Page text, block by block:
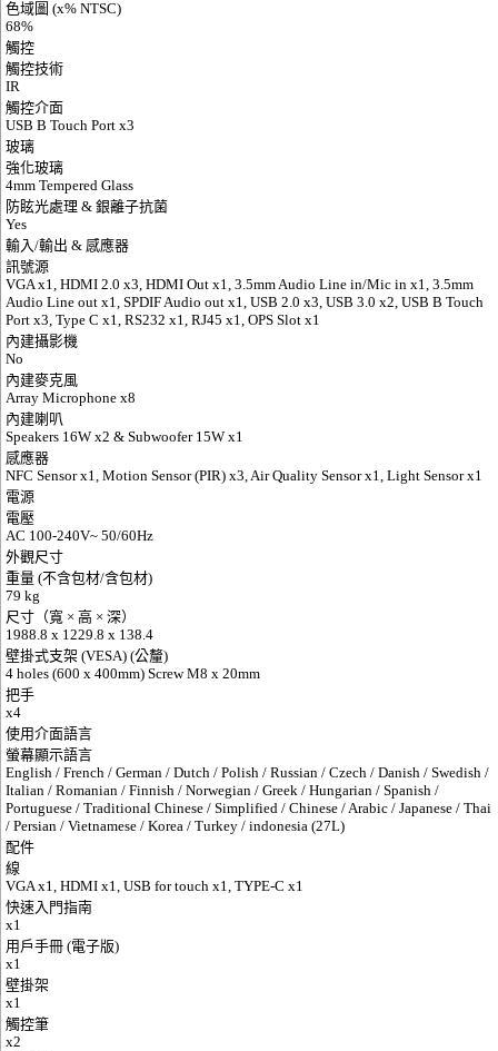
色域圖 (x% NTSC)
68%
觸控
觸控技術
IR
觸控介面
USB B Touch Port x3
玻璃
強化玻璃
4mm Tempered Glass
防眩光處理 & 銀離子抗菌
Yes
輸入/輸出 & 感應器
訊號源
VGA x1, HDMI 2.0 x3, HDMI Out x1, 3.5mm Audio Line in/Mic in x1, 3.5mm
Audio Line out x1, SPDIF Audio out x1, USB 2.0 x3, USB 3.0 x2, USB B Touch
Port x3, Type C x1, RS232 x1, RJ45 x1, OPS Slot x1
內建攝影機
No
內建麥克風
Array Microphone x8
內建喇叭
Speakers 16W x2 & Subwoofer 15W x1
感應器
NFC Sensor x1, Motion Sensor (PIR) x3, Air Quality Sensor x1, Light Sensor x1
電源
電壓
AC 100-240V~ 50/60Hz
外觀尺寸
重量 (不含包材/含包材)
79 kg
尺寸（寬 × 高 × 深）
1988.8 x 1229.8 x 138.4
壁掛式支架 (VESA) (公釐)
4 holes (600 x 400mm) Screw M8 x 20mm
把手
x4
使用介面語言
螢幕顯示語言
English / French / German / Dutch / Polish / Russian / Czech / Danish / Swedish /
Italian / Romanian / Finnish / Norwegian / Greek / Hungarian / Spanish /
Portuguese / Traditional Chinese / Simplified / Chinese / Arabic / Japanese / Thai
/ Persian / Vietnamese / Korea / Turkey / indonesia (27L)
配件
線
VGA x1, HDMI x1, USB for touch x1, TYPE-C x1
快速入門指南
x1
用戶手冊 (電子版)
x1
壁掛架
x1
觸控筆
x2